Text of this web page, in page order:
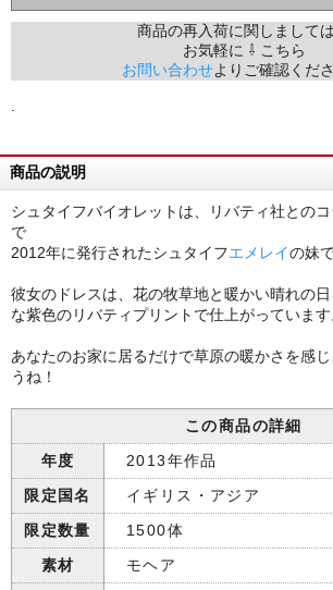
商品の再入荷に関しましては
お気軽に ⇩ こちら
お問い合わせよりご確認くださ
商品の説明
シュタイフバイオレットは、リバティ社との
で
2012年に発行されたシュタイフエメレイの妹
彼女のドレスは、花の牧草地と暖かい晴れの
な紫色のリバティプリントで仕上がっています
あなたのお家に居るだけで草原の暖かさを感
うね！
この商品の詳細
年度
2013年作品
限定国名
イギリス・アジア
限定数量
1500体
素材
モヘア